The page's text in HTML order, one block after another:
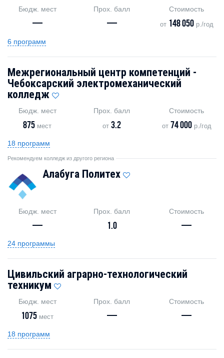
Бюдж. мест
—
Прох. балл
—
Стоимость
от 148 050р./год
6 программ
Межрегиональный центр компетенций -
Чебоксарский электромеханический
колледж
Бюдж. мест
875 мест
Прох. балл
от3.2
Стоимость
от 74 000р./год
18 программ
Рекомендуем колледж из другого региона
Алабуга Политех
Бюдж. мест
—
Прох. балл
1.0
Стоимость
—
24 программы
Цивильский аграрно-технологический
техникум
Бюдж. мест
1075 мест
Прох. балл
—
Стоимость
—
18 программ